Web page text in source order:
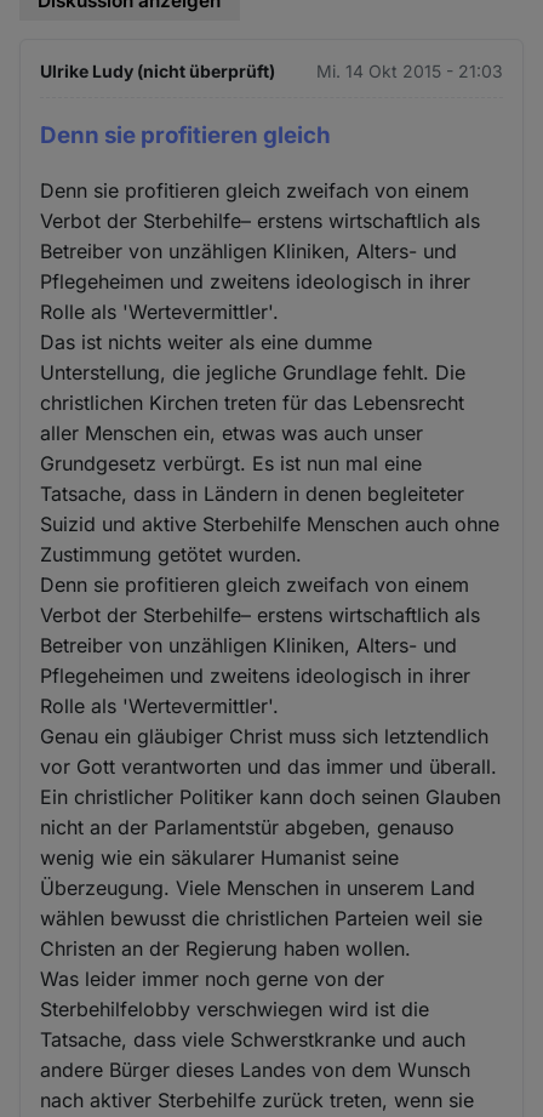
Ulrike Ludy (nicht überprüft) Mi. 14 Okt 2015 - 21:03
Denn sie profitieren gleich
Denn sie profitieren gleich zweifach von einem
Verbot der Sterbehilfe– erstens wirtschaftlich als
Betreiber von unzähligen Kliniken, Alters- und
Pflegeheimen und zweitens ideologisch in ihrer
Rolle als 'Wertevermittler'.
Das ist nichts weiter als eine dumme
Unterstellung, die jegliche Grundlage fehlt. Die
christlichen Kirchen treten für das Lebensrecht
aller Menschen ein, etwas was auch unser
Grundgesetz verbürgt. Es ist nun mal eine
Tatsache, dass in Ländern in denen begleiteter
Suizid und aktive Sterbehilfe Menschen auch ohne
Zustimmung getötet wurden.
Denn sie profitieren gleich zweifach von einem
Verbot der Sterbehilfe– erstens wirtschaftlich als
Betreiber von unzähligen Kliniken, Alters- und
Pflegeheimen und zweitens ideologisch in ihrer
Rolle als 'Wertevermittler'.
Genau ein gläubiger Christ muss sich letztendlich
vor Gott verantworten und das immer und überall.
Ein christlicher Politiker kann doch seinen Glauben
nicht an der Parlamentstür abgeben, genauso
wenig wie ein säkularer Humanist seine
Überzeugung. Viele Menschen in unserem Land
wählen bewusst die christlichen Parteien weil sie
Christen an der Regierung haben wollen.
Was leider immer noch gerne von der
Sterbehilfelobby verschwiegen wird ist die
Tatsache, dass viele Schwerstkranke und auch
andere Bürger dieses Landes von dem Wunsch
nach aktiver Sterbehilfe zurück treten, wenn sie